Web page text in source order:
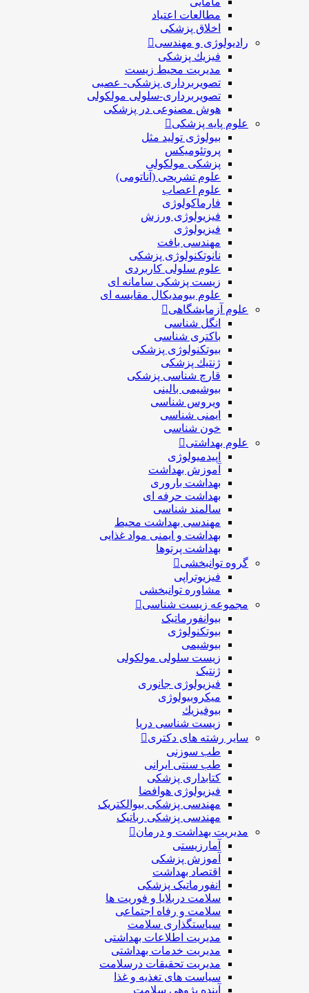
مطالعات اعتیاد
اخلاق پزشکی
رادیولوژی و مهندسی
فيزيك پزشکی
مدیریت محیط زیست
تصویربرداری پزشکی- عصبی
تصویربرداری-سلولی مولکولی
هوش مصنوعی در پزشکی
علوم پایه پزشکی
بیولوژی تولید مثل
پروتئومیکس
پزشکی مولکولی
علوم تشریحی (آناتومی)
علوم اعصاب
فارماکولوژی
فیزیولوژی ورزش
فیزیولوژی
مهندسی بافت
نانوتکنولوژی پزشکی
علوم سلولی کاربردی
زیست پزشکی سامانه ای
علوم بیومدیکال مقایسه ای
علوم آزمایشگاهی
انگل شناسی
باکتری شناسی
بیوتکنولوژی پزشکی
ژنتيك پزشکی
قارچ شناسی پزشكی
بیوشیمی بالینی
ویروس شناسی
ایمنی شناسی
خون شناسی
علوم بهداشتی
اپیدمیولوژی
آموزش بهداشت
بهداشت باروری
بهداشت حرفه ای
سالمند شناسی
مهندسی بهداشت محيط
بهداشت و ایمنی مواد غذایی
بهداشت پرتوها
گروه توانبخشی
فیزیوتراپی
مشاوره توانبخشی
مجموعه زیست شناسی
بیوانفورماتیک
بیوتکنولوژی
بیوشیمی
زیست سلولی مولکولی
ژنتیک
فیزیولوژی جانوری
میکروبیولوژی
بيوفيزيك
زیست شناسی دریا
سایر رشته های دکتری
طب سوزنی
طب سنتی ایرانی
کتابداری پزشکی
فیزیولوژی هوافضا
مهندسی پزشکی بیوالکتریک
مهندسی پزشکی رباتیک
مدیریت بهداشت و درمان
آمارزیستی
آموزش پزشکی
اقتصاد بهداشت
انفورماتیک پزشکی
سلامت دربلايا و فوريت ها
سلامت و رفاه اجتماعی
سیاستگذاری سلامت
مدیریت اطلاعات بهداشتی
مدیریت خدمات بهداشتی
مدیریت تحقیقات درسلامت
سیاست های تغذیه و غذا
آینده پژوهی سلامت